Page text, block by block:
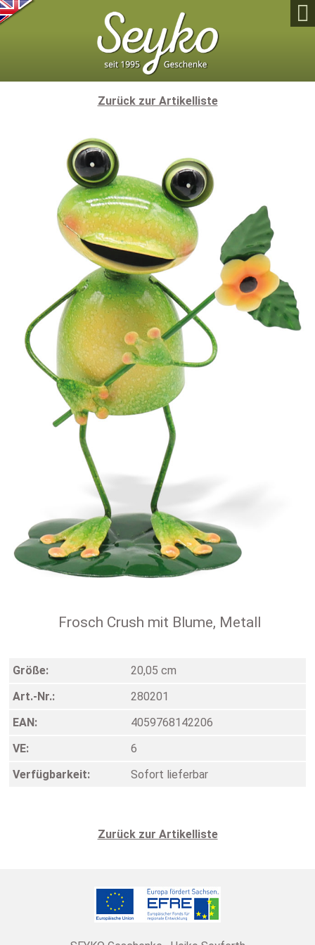

Zurück zur Artikelliste
Frosch Crush mit Blume, Metall
Größe:
20,05 cm
Art.-Nr.:
280201
EAN:
4059768142206
VE:
6
Verfügbarkeit:
Sofort lieferbar
Zurück zur Artikelliste